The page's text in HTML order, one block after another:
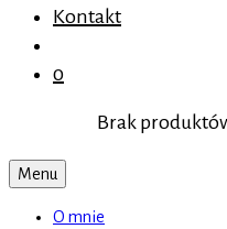
Kontakt
0
Brak
Menu
O mnie